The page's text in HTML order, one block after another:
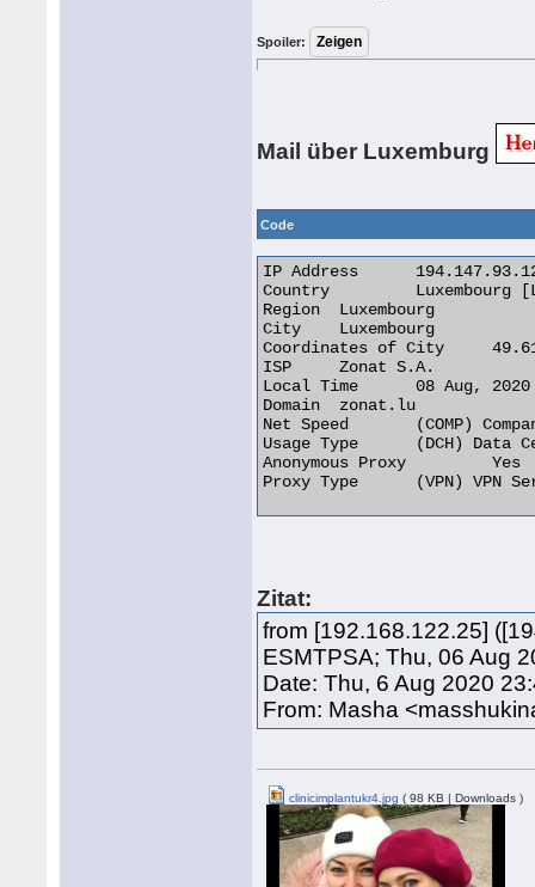
Spoiler:
Mail über Luxemburg
Code
IP Address 	194.147.93.12
Country 	Luxembourg [LU]
Region 	Luxembourg
City 	Luxembourg
Coordinates of City 	49.611670, 6.130000 (49°36'42"N   6°7'48"E)
ISP 	Zonat S.A.
Local Time 	08 Aug, 2020 11:30 AM (UTC +02:00)
Domain 	zonat.lu
Net Speed 	(COMP) Company/T1
Usage Type 	(DCH) Data Center/Web Hosting/Transit
Anonymous Proxy 	Yes
Proxy Type 	(VPN) VPN Server
Zitat:
from [192.168.122.25]
ESMTPSA; Thu, 06 Aug
Date: Thu, 6 Aug 2020
From: Masha
clinicimplantukr4.jpg ( 98 KB | Downloads )